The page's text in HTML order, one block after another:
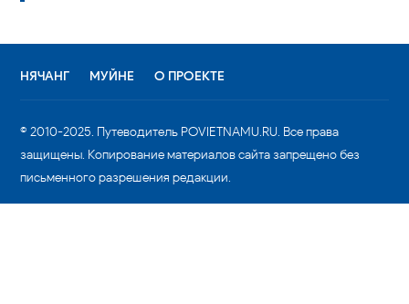
НЯЧАНГ МУЙНЕ О ПРОЕКТЕ
© 2010-2025. Путеводитель POVIETNAMU.RU. Все права
защищены. Копирование материалов сайта запрещено без
письменного разрешения редакции.